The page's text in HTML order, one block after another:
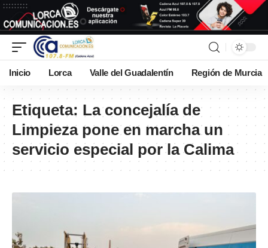
Inicio Lorca Valle del Guadalentín Región de Murcia
Etiqueta: La concejalía de
Limpieza pone en marcha un
servicio especial por la Calima